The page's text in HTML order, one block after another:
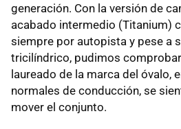
generación. Con la versión de
acabado intermedio (Titanium)
siempre por autopista y pese a
tricilíndrico, pudimos
laureado de la marca del óvalo,
normales de conducción, se
mover el conjunto.